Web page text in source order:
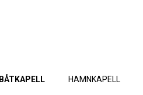
BÅTKAPELL HAMNKAPELL